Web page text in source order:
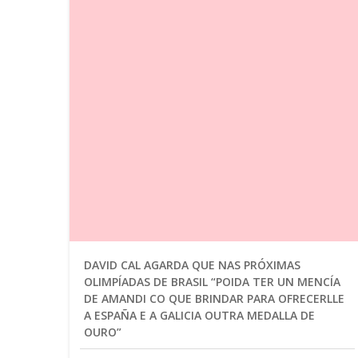
DAVID CAL AGARDA QUE NAS PRÓXIMAS
OLIMPÍADAS DE BRASIL “POIDA TER UN MENCÍA
DE AMANDI CO QUE BRINDAR PARA OFRECERLLE
A ESPAÑA E A GALICIA OUTRA MEDALLA DE
OURO”